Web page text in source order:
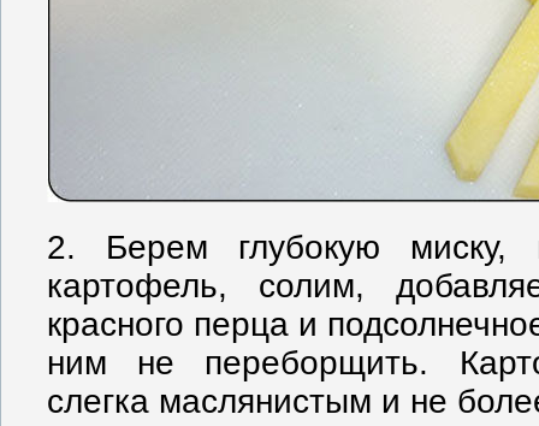
2. Берем глубокую миску,
картофель, солим,
красного перца и
ним не переборщить.
слегка маслянистым и не